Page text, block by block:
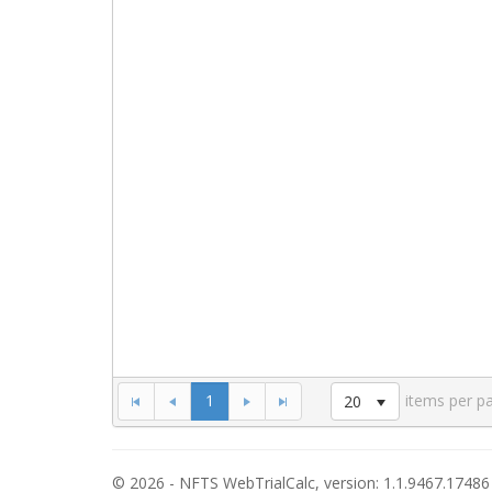
1 20 items per
© 2026 - NFTS WebTrialCalc, version: 1.1.9467.17486